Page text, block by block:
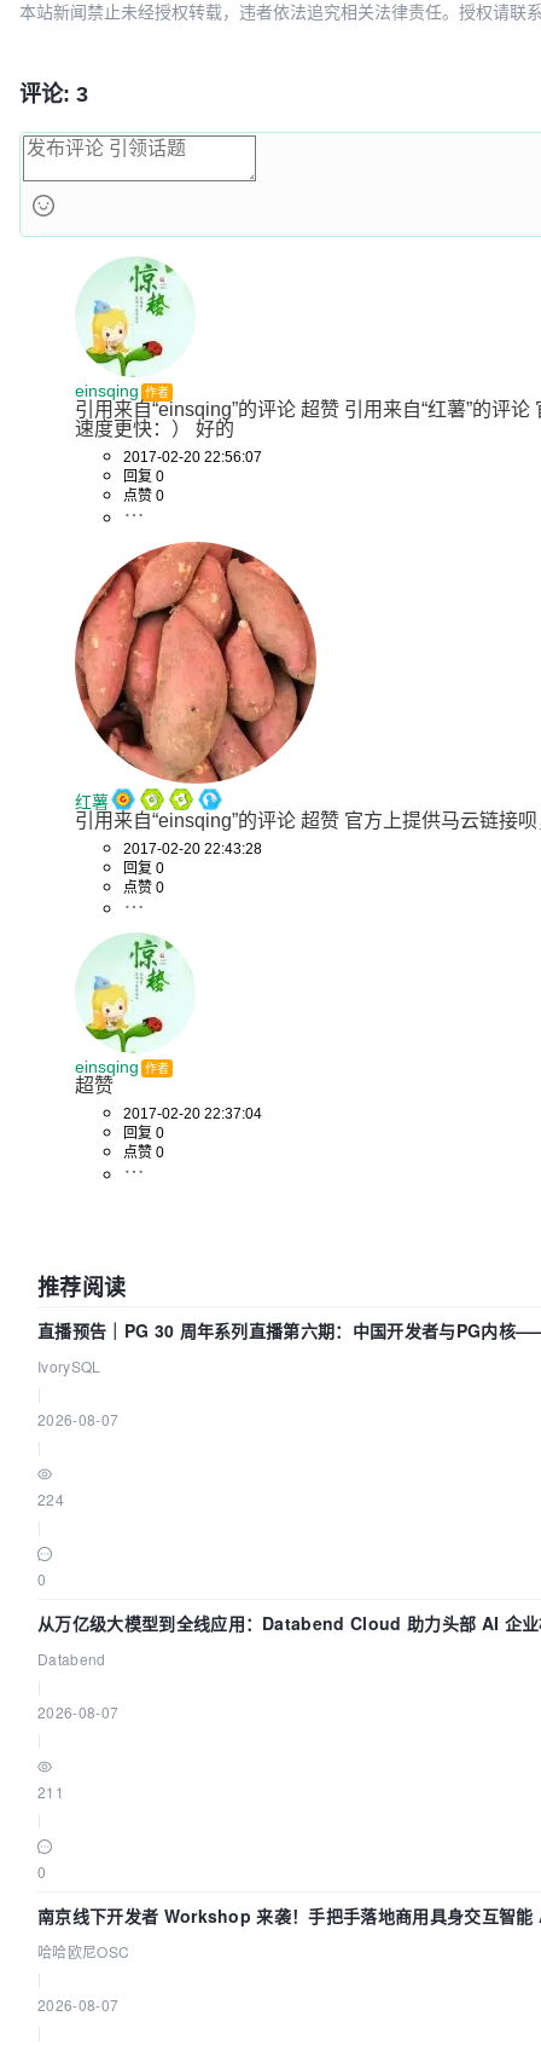
本站新闻禁止未经授权转载，违者依法追究相关法律责任。授权请联
评论: 3
einsqing 作者
引用来自“einsqing”的评论 超赞 引用来自“红薯”的评
速度更快：） 好的
2017-02-20 22:56:07
回复 0
点赞 0
红薯
引用来自“einsqing”的评论 超赞 官方上提供马云链接
2017-02-20 22:43:28
回复 0
点赞 0
einsqing 作者
超赞
2017-02-20 22:37:04
回复 0
点赞 0
推荐阅读
直播预告｜PG 30 周年系列直播第六期：中国开发者与PG内核
IvorySQL
2026-08-07
224
0
从万亿级大模型到全线应用：Databend Cloud 助力头部 AI 企
Databend
2026-08-07
211
0
南京线下开发者 Workshop 来袭！手把手落地商用具身交互智
哈哈欧尼OSC
2026-08-07